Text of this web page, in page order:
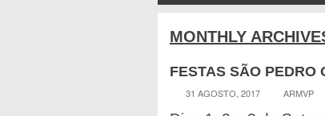
MONTHLY
FESTAS SÃO PEDRO
31 AGOSTO, 2017 ARMVP